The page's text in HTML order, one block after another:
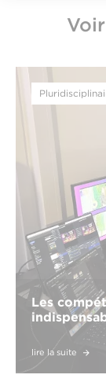
Les
lire la suite